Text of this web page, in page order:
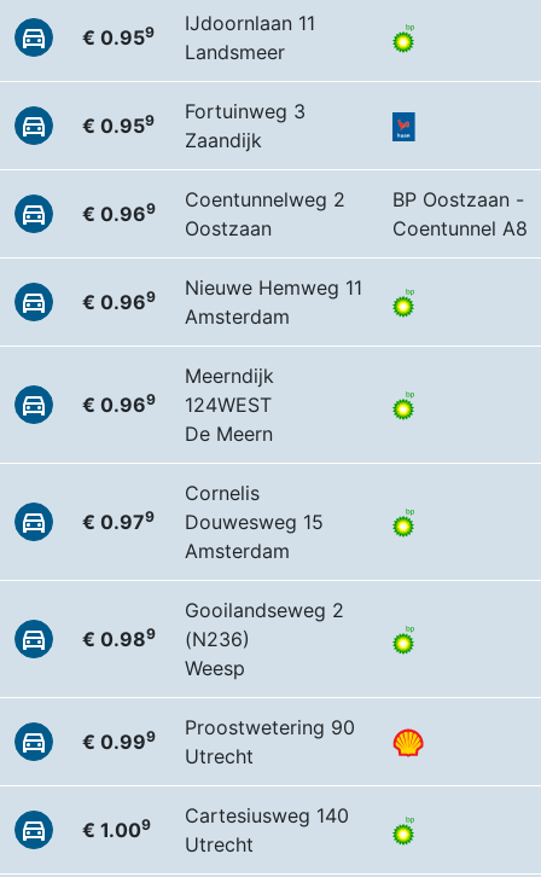
€ 0.959
IJdoornlaan 11
Landsmeer
€ 0.959
Fortuinweg 3
Zaandijk
€ 0.969
Coentunnelweg 2
Oostzaan
BP Oostzaan -
Coentunnel A8
€ 0.969
Nieuwe Hemweg 11
Amsterdam
€ 0.969
Meerndijk
124WEST
De Meern
€ 0.979
Cornelis
Douwesweg 15
Amsterdam
€ 0.989
Gooilandseweg 2
(N236)
Weesp
€ 0.999
Proostwetering 90
Utrecht
€ 1.009
Cartesiusweg 140
Utrecht